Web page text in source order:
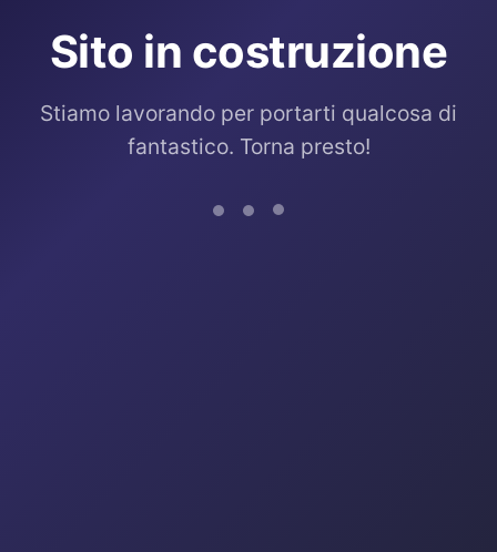
Sito in costruzione
Stiamo lavorando per portarti qualcosa di
fantastico. Torna presto!